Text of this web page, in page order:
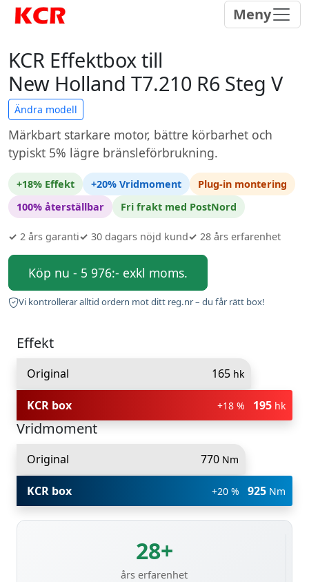
Meny
KCR Effektbox till
New Holland T7.210 R6 Steg V
Ändra modell
Märkbart starkare motor, bättre körbarhet och
typiskt 5% lägre bränsleförbrukning.
+18% Effekt +20% Vridmoment
Plug-in montering
100% återställbar
Fri frakt med PostNord
✓ 2 års garanti✓ 30 dagars nöjd kund✓ 28 års erfarenhet
Köp nu - 5 976:- exkl moms.
Vi kontrollerar alltid ordern mot ditt reg.nr – du får rätt box!
Effekt
Original 165 hk
KCR box +18 % 195 hk
Vridmoment
Original 770 Nm
KCR box +20 % 925 Nm
28+
års erfarenhet